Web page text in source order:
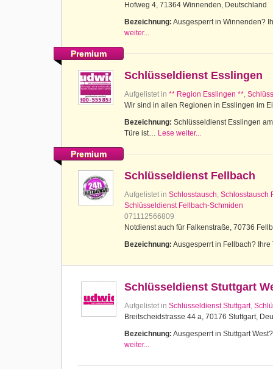
Hofweg 4, 71364 Winnenden, Deutschland
Bezeichnung: Ausgesperrt in Winnenden?
weiter...
Premium
Schlüsseldienst Esslingen
Aufgelistet in ** Region Esslingen **,
Wir sind in allen Regionen in Esslingen im
Bezeichnung: Schlüsseldienst Esslingen
Türe ist… Lese weiter...
Premium
Schlüsseldienst Fellbach
Aufgelistet in Schlosstausch, Schlosstausch
Schlüsseldienst Fellbach-Schmiden
071112566809
Notdienst auch für Falkenstraße, 70736
Bezeichnung: Ausgesperrt in Fellbach?
Schlüsseldienst Stuttgart
Aufgelistet in Schlüsseldienst Stuttgart,
Breitscheidstrasse 44 a, 70176 Stuttgart,
Bezeichnung: Ausgesperrt in Stuttgart
weiter...